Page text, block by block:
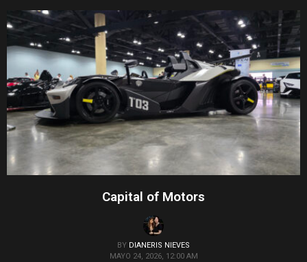
Capital of Motors
BY DIANERIS NIEVES
MAYO 24, 2026, 12:00 AM